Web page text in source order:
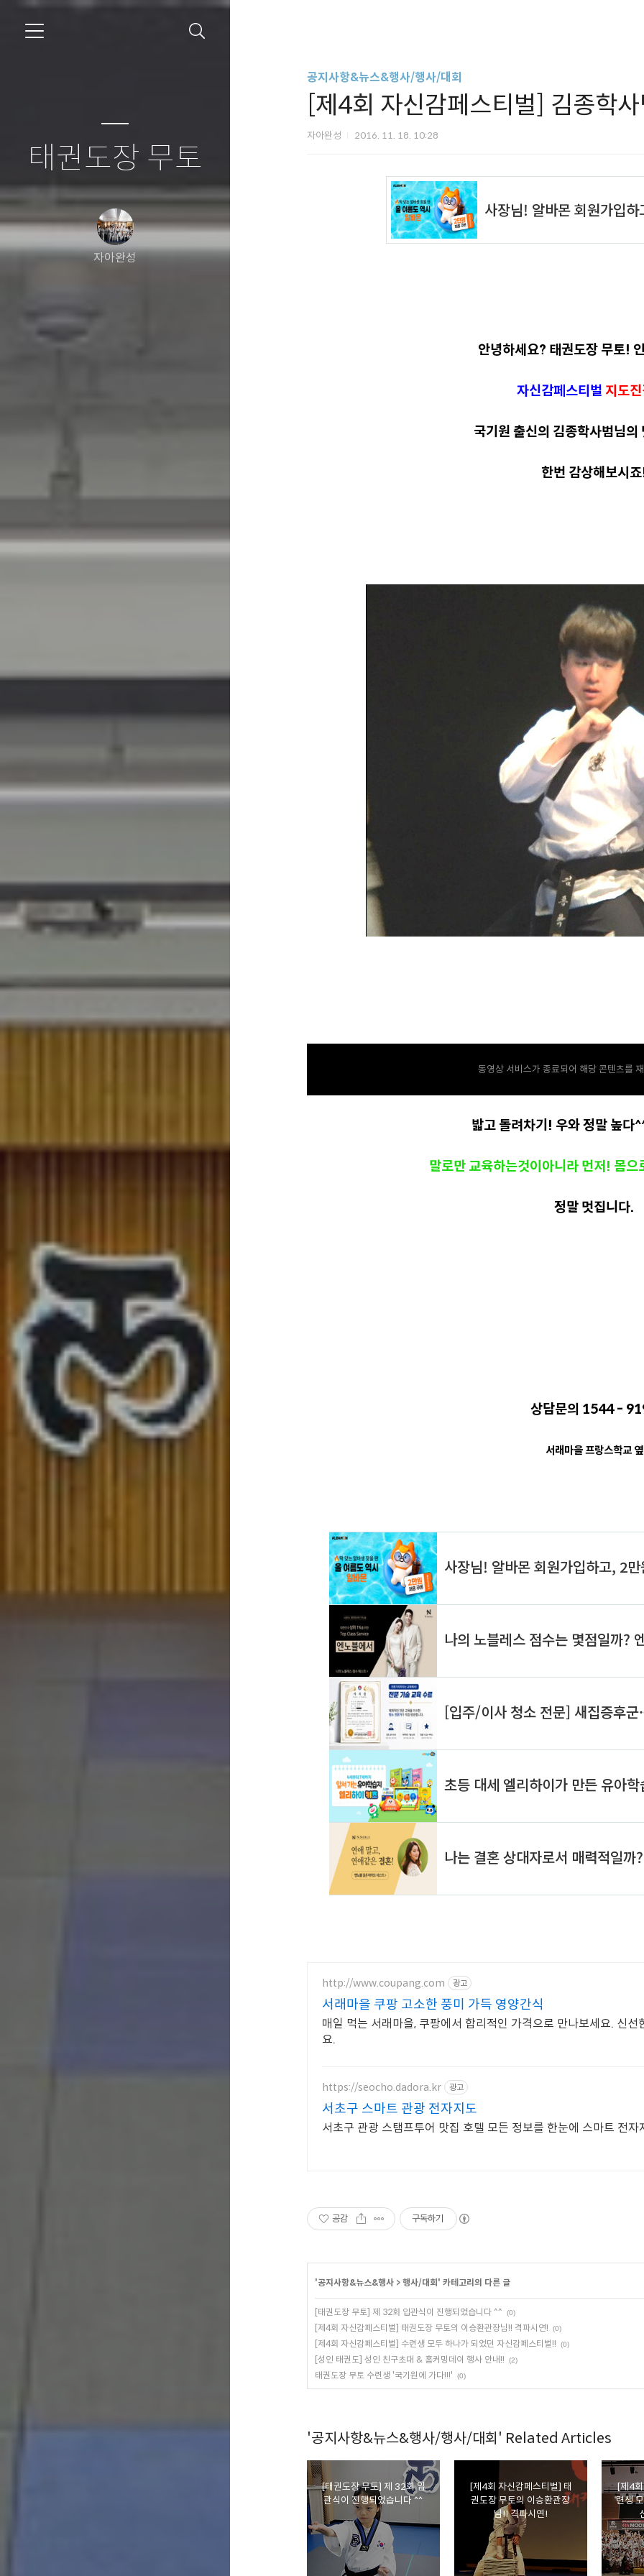
태권도장 무토
자아완성
공지사항&뉴스&행사/행사/대회
[제4회 자신감페스티벌] 김종학
자아완성 2016. 11. 18. 10:28
안녕하세요? 태권도장 무토!
자신감페스티벌 지도
국기원 출신의 김종학사범님
한번 감상해보시
동영상 서비스가 종료되어 해당 콘텐츠를
밟고 돌려차기! 우와 정말 높다
말로만 교육하는것이아니라 먼저! 몸
정말 멋집니다.
상담문의 1544 -
서래마을 프랑스학교 옆
http://www.coupang.com 광고
서래마을 쿠팡 고소한 풍미 가득 영양간식
매일 먹는 서래마을, 쿠팡에서 합리적인 가격으로 만나보세요. 신
요.
https://seocho.dadora.kr 광고
서초구 스마트 관광 전자지도
서초구 관광 스탬프투어 맛집 호텔 모든 정보를 한눈에 스마트 전자
공감 구독하기
'공지사항&뉴스&행사> 행사/대회 ' 카테고리의 다른 글
[태권도장 무토] 제 32회 입관식이 진행되었습니다 ^^ (0)
[제4회 자신감페스티벌] 태권도장 무토의 이승환관장님!! 격파시연! (0)
[제4회 자신감페스티벌] 수련생 모두 하나가 되었던 자신감페스티벌!! (0)
[성인 태권도] 성인 친구초대 & 홈커밍데이 행사 안내!! (2)
태권도장 무토 수련생 '국기원에 가다!!!' (0)
'공지사항&뉴스&행사/행사/대회' Related Articles
[태권도장 무토] 제 32회 입
관식이 진행되었습니다 ^^
[제4회 자신감페스티벌] 태
권도장 무토의 이승환관장
님!! 격파시연!
[제4회
련생